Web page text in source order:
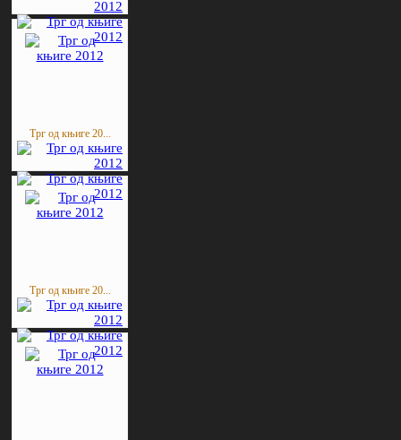
Трг од књиге 20...
Трг од књиге 20...